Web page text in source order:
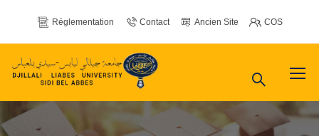
Réglementation Contact Ancien Site COS